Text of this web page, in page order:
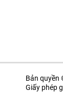
Bản quyền
Giấy phép